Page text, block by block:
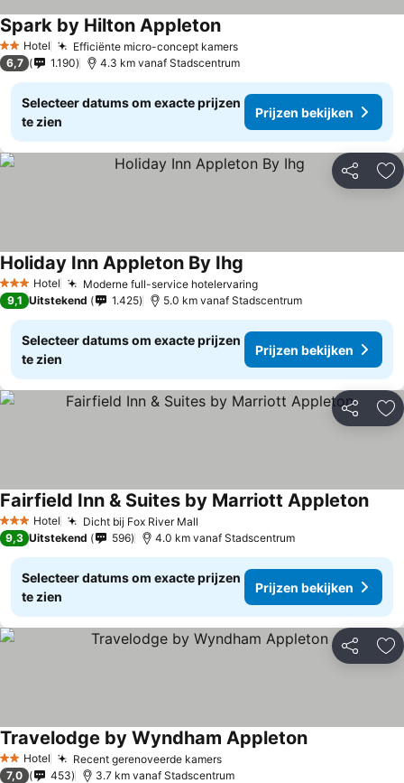
2 Sterren
Hotel Efficiënte micro-concept kamersPrijzen bekijken
Spark by Hilton AppletonPrijzen bekijken
6,7 1.190 4.3 km vanaf Stadscentrum
Selecteer datums om exacte prijzen
te zien
Prijzen bekijken
Delen
3 SterrenHotel Moderne full-service hotelervaringPrijzen bekijken
Holiday Inn Appleton By Ihg
9,1 Uitstekend 1.425 5.0 km vanaf Stadscentrum
Selecteer datums om exacte prijzen
te zien
Prijzen bekijken
Delen
3 SterrenHotel Dicht bij Fox River Mall
Fairfield Inn & Suites by Marriott Appleton
9,3 Uitstekend 596 4.0 km vanaf Stadscentrum
Selecteer datums om exacte prijzen
te zien
Prijzen bekijken
Delen
2 Sterren
Hotel Recent gerenoveerde kamersPrijzen bekijken
Travelodge by Wyndham AppletonPrijzen
7,0 453 3.7 km vanaf Stadscentrum